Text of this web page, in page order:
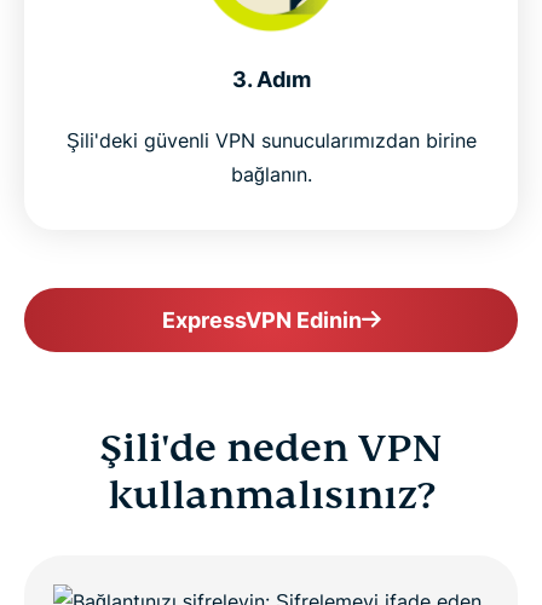
3. Adım
Şili'deki güvenli VPN sunucularımızdan birine
bağlanın.
ExpressVPN Edinin
Şili'de neden VPN
kullanmalısınız?